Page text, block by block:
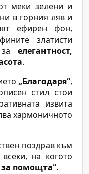
меки зелени и
в горния ляв и
ефирен фон,
златисти
елегантност,
.
„Благодаря“,
стил стои
извита
хармоничното
поздрав към
на когото
за помощта“.